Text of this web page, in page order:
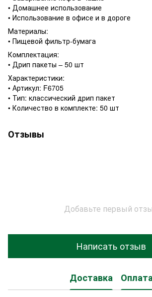
• Домашнее использование
• Использование в офисе и в дороге
Материалы:
• Пищевой фильтр-бумага
Комплектация:
• Дрип пакеты – 50 шт
Характеристики:
• Артикул: F6705
• Тип: классический дрип пакет
• Количество в комплекте: 50 шт
Отзывы
Добавьте первый
Написать отзыв
Доставка